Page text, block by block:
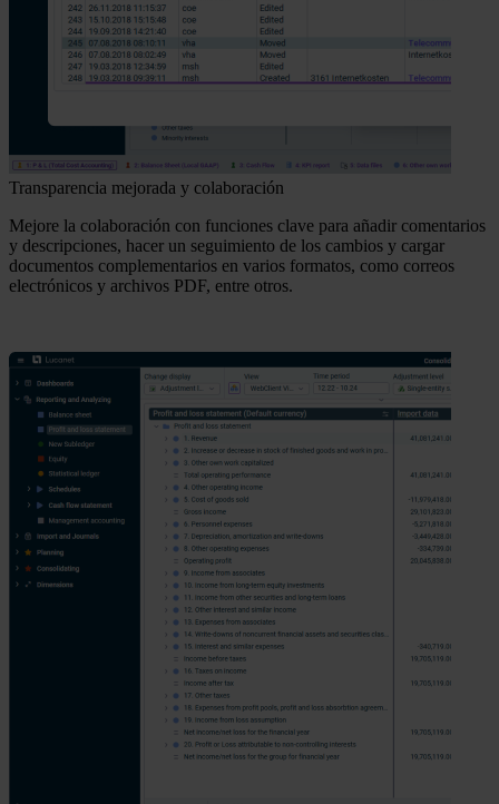
Transparencia mejorada y colaboración
Mejore la colaboración con funciones clave para añadir comentarios
y descripciones, hacer un seguimiento de los cambios y cargar
documentos complementarios en varios formatos, como correos
electrónicos y archivos PDF, entre otros.